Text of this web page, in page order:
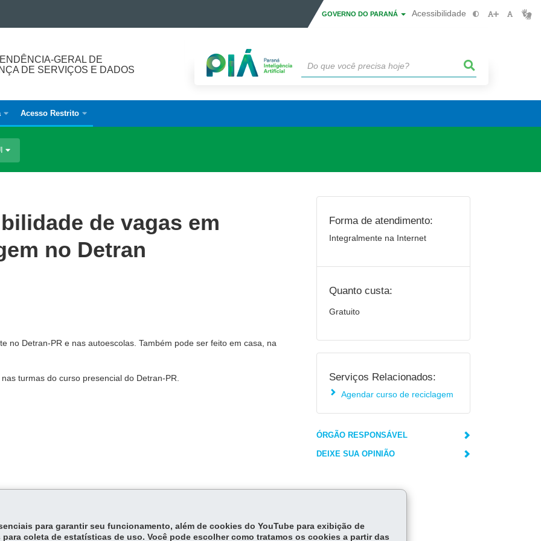
GOVERNO DO PARANÁ Acessibilidade
GERAL DE
DE SERVIÇOS E DADOS
Acesso Restrito
de vagas em
no Detran
no Detran-PR e nas autoescolas. Também pode ser feito em casa, na
turmas do curso presencial do Detran-PR.
Forma de atendimento:
Integralmente na Internet
Quanto custa:
Gratuito
Serviços Relacionados:
Agendar curso de reciclagem
ÓRGÃO RESPONSÁVEL
DEIXE SUA OPINIÃO
para garantir seu funcionamento, além de cookies do YouTube para exibição de
coleta de estatísticas de uso. Você pode escolher como tratamos os cookies a partir das